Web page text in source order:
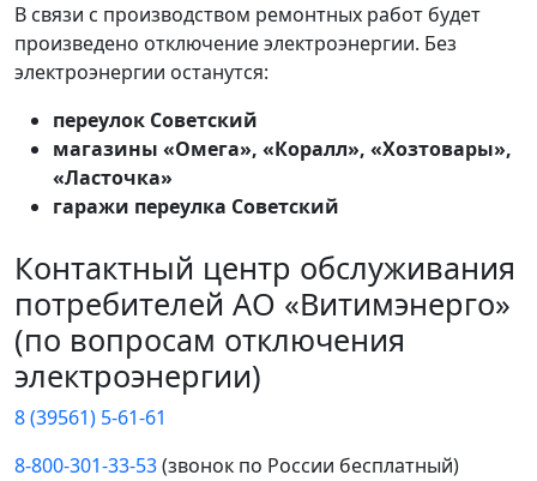
В связи с производством ремонтных работ будет
произведено отключение электроэнергии. Без
электроэнергии останутся:
переулок Советский
магазины «Омега», «Коралл», «Хозтовары»,
«Ласточка»
гаражи переулка Советский
Контактный центр обслуживания
потребителей АО «Витимэнерго»
(по вопросам отключения
электроэнергии)
8 (39561) 5-61-61
8-800-301-33-53(звонок по России бесплатный)